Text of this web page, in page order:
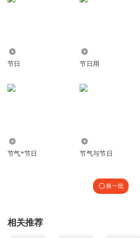
节日 节日用
节气*节日 节气与节日
换一批
相关推荐